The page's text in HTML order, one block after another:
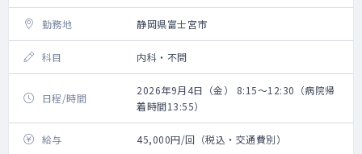
勤務地 静岡県富士宮市
科目 内科・不問
日程/時間
2026年9月4日（金） 8:15～12:30（病院帰
着時間13:55）
給与 45,000円/回（税込・交通費別）